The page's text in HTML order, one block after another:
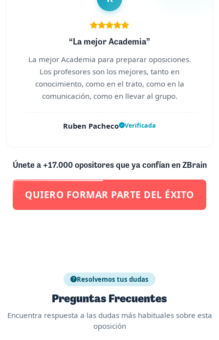
“La mejor Academia”
La mejor Academia para preparar oposiciones.
Los profesores son los mejores, tanto en
conocimiento, como en el trato, como en la
comunicación, como en llevar al grupo.
Ruben Pacheco Verificada
Únete a +17.000 opositores que ya confían en ZBrain
QUIERO FORMAR PARTE DEL ÉXITO
Resolvemos tus dudas
Preguntas Frecuentes
Encuentra respuesta a las dudas más habituales sobre esta
oposición